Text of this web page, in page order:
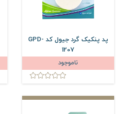
پد پنکیک گرد جیول کد GPD-
1207
ناموجود